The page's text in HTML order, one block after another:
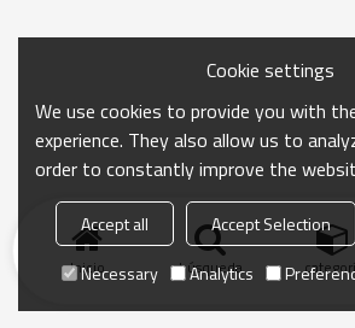
Inicio búsqueda
Cookie settings
We use cookies to provide you with
experience. They also allow us to
order to constantly improve the
Accept all Accept Selection
Necessary
Analytics